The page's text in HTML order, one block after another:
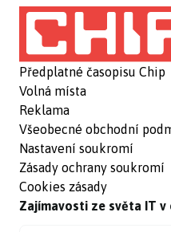
Předplatné časopisu Chip
Volná místa
Reklama
Všeobecné obchodní
Nastavení soukromí
Zásady ochrany soukromí
Cookies zásady
Zajímavosti ze světa IT v